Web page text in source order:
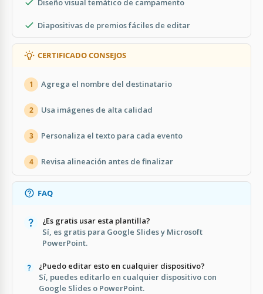
Diapositivas de premios fáciles de editar
CERTIFICADO CONSEJOS
1 Agrega el nombre del destinatario
2 Usa imágenes de alta calidad
3 Personaliza el texto para cada evento
4 Revisa alineación antes de finalizar
FAQ
¿Es gratis usar esta plantilla?
Sí, es gratis para Google Slides y Microsoft
PowerPoint.
¿Puedo editar esto en cualquier dispositivo?
Sí, puedes editarlo en cualquier dispositivo con
Google Slides o PowerPoint.